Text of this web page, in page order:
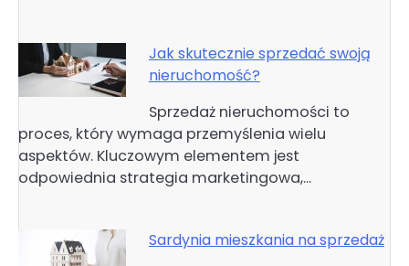
Jak skutecznie sprzedać swoją
nieruchomość?
Sprzedaż nieruchomości to
proces, który wymaga przemyślenia wielu
aspektów. Kluczowym elementem jest
odpowiednia strategia marketingowa,…
Sardynia mieszkania na sprzedaż